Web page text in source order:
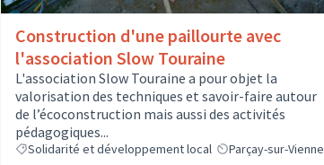
Construction d'une paillourte avec
l'association Slow Touraine
L'association Slow Touraine a pour objet la
valorisation des techniques et savoir-faire autour
de l’écoconstruction mais aussi des activités
pédagogiques...
Solidarité et développement local Parçay-sur-Vienne